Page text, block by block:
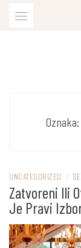
Oznaka:
UNCATEGORIZED /
Zatvoreni Ili
Je Pravi